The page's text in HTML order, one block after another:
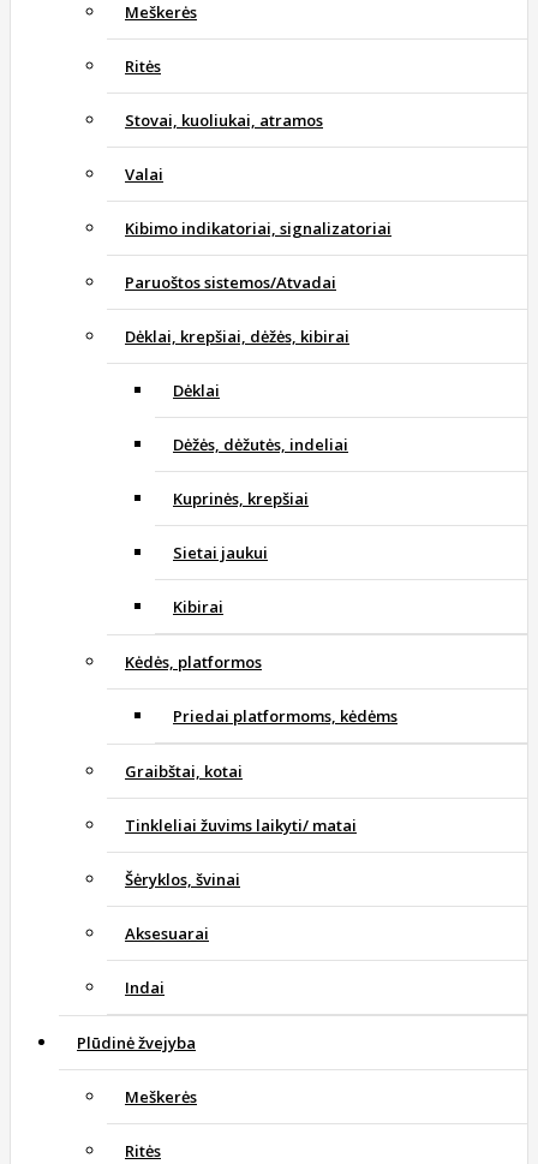
Meškerės
Ritės
Stovai, kuoliukai, atramos
Valai
Kibimo indikatoriai, signalizatoriai
Paruoštos sistemos/Atvadai
Dėklai, krepšiai, dėžės, kibirai
Dėklai
Dėžės, dėžutės, indeliai
Kuprinės, krepšiai
Sietai jaukui
Kibirai
Kėdės, platformos
Priedai platformoms, kėdėms
Graibštai, kotai
Tinkleliai žuvims laikyti/ matai
Šėryklos, švinai
Aksesuarai
Indai
Plūdinė žvejyba
Meškerės
Ritės